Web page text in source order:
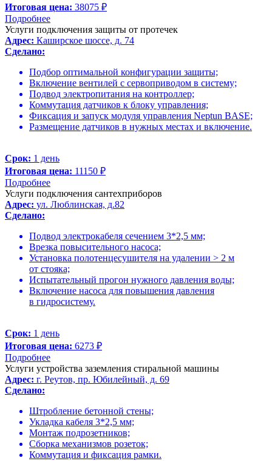
Итоговая цена: 38075 ₽
Подробнее
Услуги подключения защиты от протечек
Адрес: Каширское шоссе, д. 74
Сделано:
Подбор оптимальной конфигурации защиты;
Включение вентилей с сервоприводом в систему;
Подвод электропитания на контроллер;
Коммутация датчиков к блоку управления;
Фиксация и запуск модуля управления Neptun BASE;
Размещение датчиков в нужных местах и включение.
Срок: 1 день
Итоговая цена: 11150 ₽
Подробнее
Услуги подключения сантехприборов
Адрес: ул. Люблинская, д.82
Сделано:
Подвод электрокабеля сечением 3*2,5 мм;
Врезка повысительного насоса;
Установка полотенцесушителя на удалении > 2 м
от стояка;
Испытательный прогон нужного давления воды;
Включение насоса для повышения давления
в гидросистему.
Срок: 1 день
Итоговая цена: 6273 ₽
Подробнее
Услуги устройства заземления стиральной машины
Адрес: г. Реутов, пр. Юбилейный, д. 69
Сделано:
Штробление бетонной стены;
Укладка кабеля 3*2,5 мм;
Монтаж подрозетников;
Сборка механизмов розеток;
Коммутация и фиксация рамки.